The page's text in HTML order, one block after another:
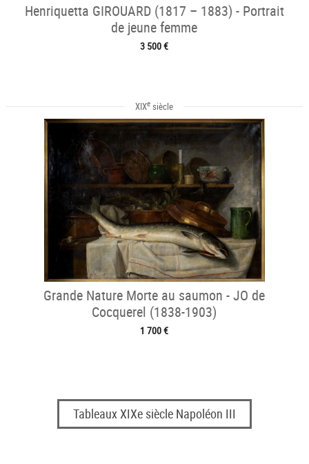
Henriquetta GIROUARD (1817 – 1883) - Portrait
de jeune femme
3 500 €
XIXe siècle
Grande Nature Morte au saumon - JO de
Cocquerel (1838-1903)
1 700 €
Tableaux XIXe siècle Napoléon III